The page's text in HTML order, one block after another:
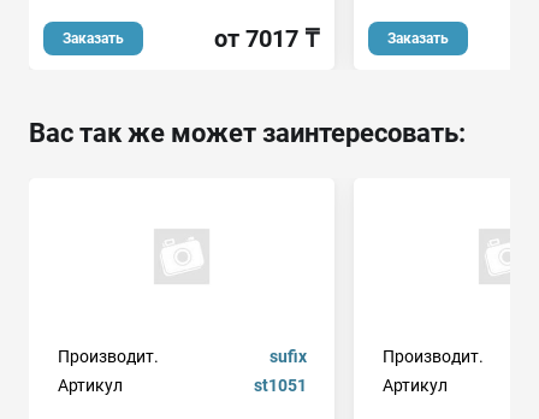
Заказать от 7017 ₸ Заказать
Вас так же может заинтересовать:
Производит.
sufix
Артикул
st1051
Производит.
Артикул